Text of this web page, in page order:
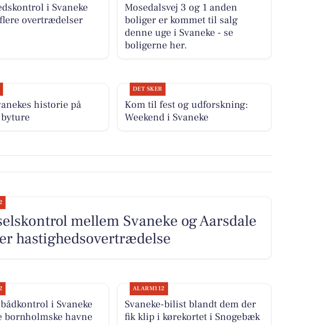
i Svaneke
overtrædelser
Mosedalsvej 3 og 1 anden
boliger er kommet til salg
denne uge i Svaneke - se
boligerne her.
historie på
DET SKER
Kom til fest og udforskning:
Weekend i Svaneke
mellem Svaneke og Aarsdale
hastighedsovertrædelse
i Svaneke
bornholmske havne
ALARM112
Svaneke-bilist blandt dem der
fik klip i kørekortet i Snogebæk